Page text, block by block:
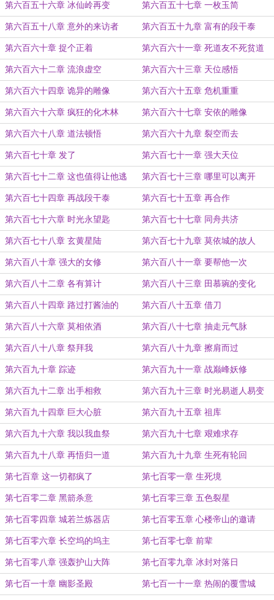
第六百五十六章 冰仙岭再变 第六百五十七章 一枚玉简
第六百五十八章 意外的来访者 第六百五十九章 富有的段干泰
第六百六十章 捉个正着 第六百六十一章 死道友不死贫道
第六百六十二章 流浪虚空 第六百六十三章 天位感悟
第六百六十四章 诡异的雕像 第六百六十五章 危机重重
第六百六十六章 疯狂的化木林 第六百六十七章 安依的雕像
第六百六十八章 道法顿悟 第六百六十九章 裂空而去
第六百七十章 发了 第六百七十一章 强大天位
第六百七十二章 这也值得让他逃 第六百七十三章 哪里可以离开
第六百七十四章 再战段干泰 第六百七十五章 再合作
第六百七十六章 时光永望匙 第六百七十七章 同舟共济
第六百七十八章 玄黄星陆 第六百七十九章 莫依城的故人
第六百八十章 强大的女修 第六百八十一章 要帮他一次
第六百八十二章 各有算计 第六百八十三章 田慕琬的变化
第六百八十四章 路过打酱油的 第六百八十五章 借刀
第六百八十六章 莫相依酒 第六百八十七章 抽走元气脉
第六百八十八章 祭拜我 第六百八十九章 擦肩而过
第六百九十章 踪迹 第六百九十一章 战巅峰妖修
第六百九十二章 出手相救 第六百九十三章 时光易逝人易变
第六百九十四章 巨大心脏 第六百九十五章 祖库
第六百九十六章 我以我血祭 第六百九十七章 艰难求存
第六百九十八章 再悟归一道 第六百九十九章 生死有轮回
第七百章 这一切都疯了 第七百零一章 生死境
第七百零二章 黑箭杀意 第七百零三章 五色裂星
第七百零四章 城若兰炼器店 第七百零五章 心楼帝山的邀请
第七百零六章 长空坞的坞主 第七百零七章 前辈
第七百零八章 强轰护山大阵 第七百零九章 冰封对落日
第七百一十章 幽影圣殿 第七百一十一章 热闹的覆雪城